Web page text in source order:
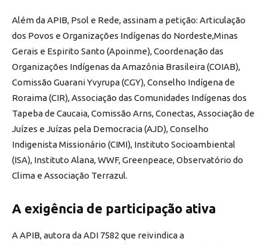
Além da APIB, Psol e Rede, assinam a petição: Articulação
dos Povos e Organizações Indígenas do Nordeste,Minas
Gerais e Espirito Santo (Apoinme), Coordenação das
Organizações Indígenas da Amazônia Brasileira (COIAB),
Comissão Guarani Yvyrupa (CGY), Conselho Indígena de
Roraima (CIR), Associação das Comunidades Indígenas dos
Tapeba de Caucaia, Comissão Arns, Conectas, Associação de
Juízes e Juízas pela Democracia (AJD), Conselho
Indigenista Missionário (CIMI), Instituto Socioambiental
(ISA), Instituto Alana, WWF, Greenpeace, Observatório do
Clima e Associação Terrazul.
A exigência de participação ativa
A APIB, autora da ADI 7582 que reivindica a